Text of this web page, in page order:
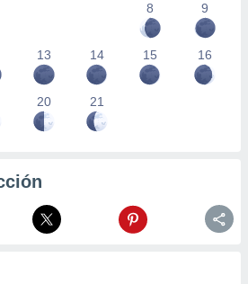
8
9
13 14 15 16
20 21